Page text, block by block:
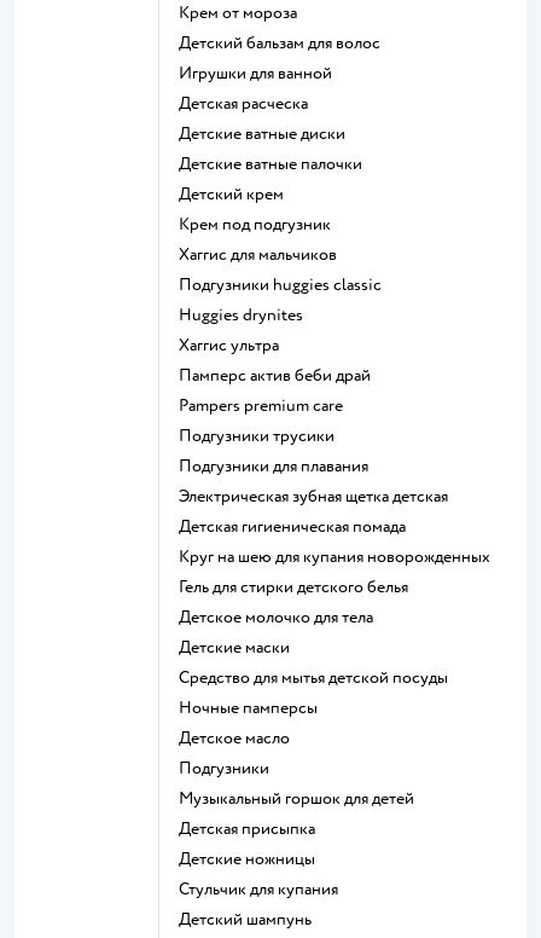
крем от мороза
детский бальзам для волос
игрушки для ванной
детская расческа
детские ватные диски
детские ватные палочки
детский крем
крем под подгузник
хаггис для мальчиков
подгузники huggies classic
huggies drynites
хаггис ультра
памперс актив беби драй
pampers premium care
подгузники трусики
подгузники для плавания
электрическая зубная щетка детская
детская гигиеническая помада
круг на шею для купания новорожденных
гель для стирки детского белья
детское молочко для тела
детские маски
средство для мытья детской посуды
ночные памперсы
детское масло
подгузники
музыкальный горшок для детей
детская присыпка
детские ножницы
стульчик для купания
детский шампунь